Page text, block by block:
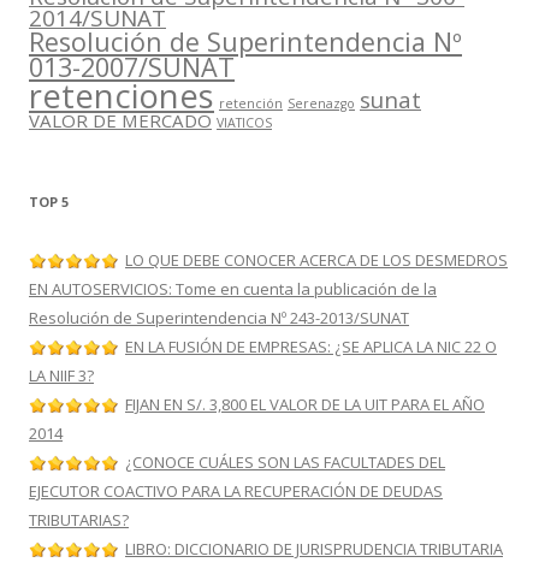
2014/SUNAT
Resolución de Superintendencia Nº
013-2007/SUNAT
retenciones retención Serenazgo sunat
VALOR DE MERCADO VIATICOS
TOP 5
LO QUE DEBE CONOCER ACERCA DE LOS DESMEDROS
EN AUTOSERVICIOS: Tome en cuenta la publicación de la
Resolución de Superintendencia Nº 243-2013/SUNAT
EN LA FUSIÓN DE EMPRESAS: ¿SE APLICA LA NIC 22 O
LA NIIF 3?
FIJAN EN S/. 3,800 EL VALOR DE LA UIT PARA EL AÑO
2014
¿CONOCE CUÁLES SON LAS FACULTADES DEL
EJECUTOR COACTIVO PARA LA RECUPERACIÓN DE DEUDAS
TRIBUTARIAS?
LIBRO: DICCIONARIO DE JURISPRUDENCIA TRIBUTARIA